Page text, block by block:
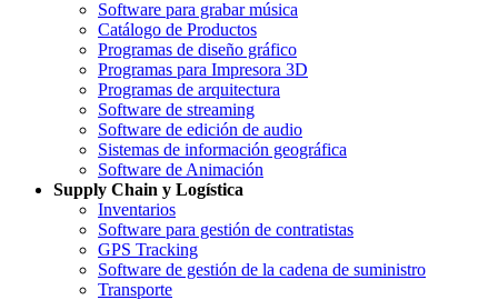
Software para grabar música
Catálogo de Productos
Programas de diseño gráfico
Programas para Impresora 3D
Programas de arquitectura
Software de streaming
Software de edición de audio
Sistemas de información geográfica
Software de Animación
Supply Chain y Logística
Inventarios
Software para gestión de contratistas
GPS Tracking
Software de gestión de la cadena de suministro
Transporte